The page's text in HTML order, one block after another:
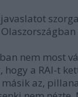
nem most
a RAI-t
másik az,